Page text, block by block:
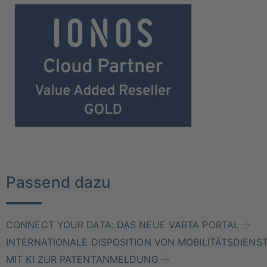
Passend dazu
CONNECT YOUR DATA: DAS NEUE VARTA PORTAL
INTERNATIONALE DISPOSITION VON
MIT KI ZUR PATENTANMELDUNG